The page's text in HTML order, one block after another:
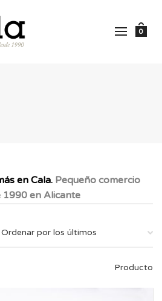
0
en Cala. Pequeño comercio
1990 en Alicante
Producto